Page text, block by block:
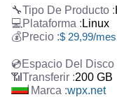
Linux
$ 29,99/
200 GB
wpx.net